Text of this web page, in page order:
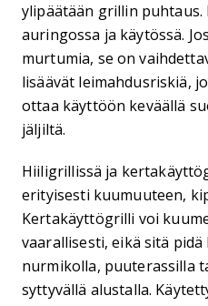
ylipäätään grillin
auringossa ja käytössä.
murtumia, se on
lisäävät leimahdusriskiä,
ottaa käyttöön keväällä
jäljiltä.
Hiiligrillissä ja
erityisesti kuumuuteen,
Kertakäyttögrilli voi
vaarallisesti, eikä sitä
nurmikolla, puuterassilla
syttyvällä alustalla.